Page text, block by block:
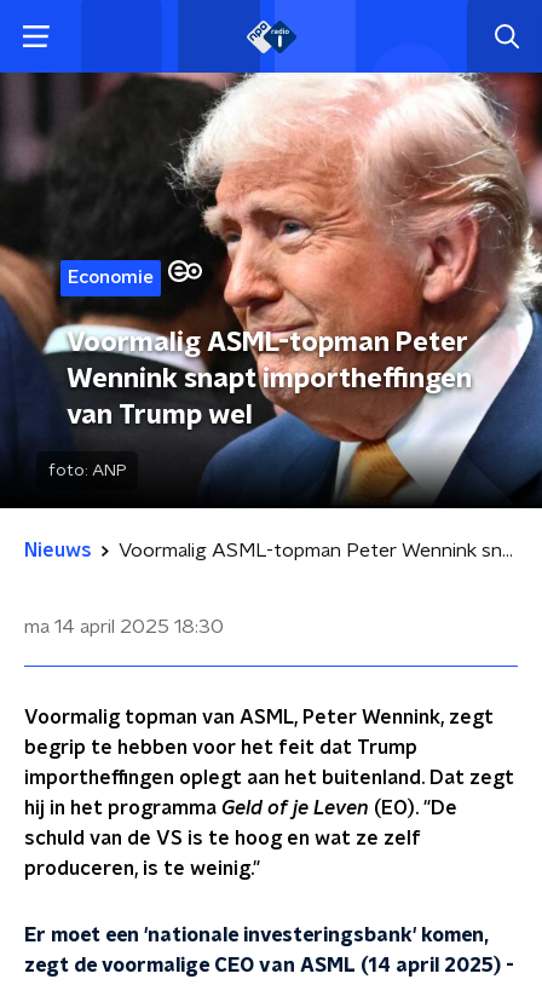
Economie
Voormalig ASML-topman Peter
Wennink snapt importheffingen
van Trump wel
foto: ANP
Nieuws Voormalig ASML-topman Peter Wennink snapt importheffingen van Trump wel
ma 14 april 2025 18:30
Voormalig topman van ASML, Peter Wennink, zegt
begrip te hebben voor het feit dat Trump
importheffingen oplegt aan het buitenland. Dat zegt
hij in het programma Geld of je Leven (EO). "De
schuld van de VS is te hoog en wat ze zelf
produceren, is te weinig."
Er moet een 'nationale investeringsbank' komen,
zegt de voormalige CEO van ASML (14 april 2025) -